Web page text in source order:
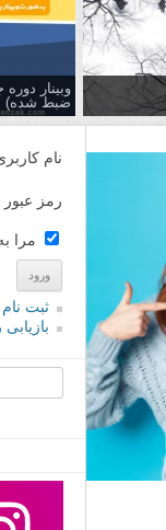
وبینار
ضبط شده)
نام
رمز عبور
مرا
ثبت نام